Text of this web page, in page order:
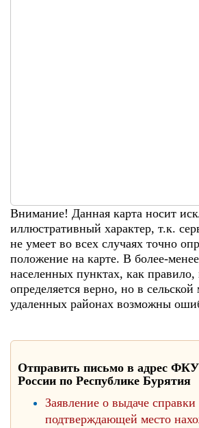
Внимание! Данная карта носит
иллюстративный характер, т.к.
не умеет во всех случаях точно
положение на карте. В более-
населенных пунктах, как
определяется верно, но в
удаленных районах возможны
Отправить письмо в адрес
России по Республике Бурятия
Заявление о выдаче справки
подтверждающей место